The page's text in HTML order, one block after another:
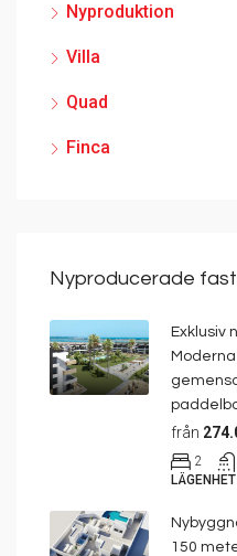
Nyproduktion
Villa
Quad
Finca
Nyproducerade
Exklusiv
från
2
LÄGENHET
150